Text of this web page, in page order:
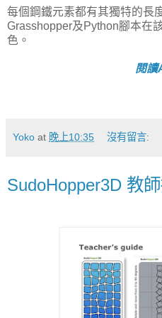
每個鋼鐵元素都有其獨特的長
Grasshopper及Python腳本在
色。
閱讀
Yoko at 晚上10:35 沒有留言:
SudoHopper3D 教